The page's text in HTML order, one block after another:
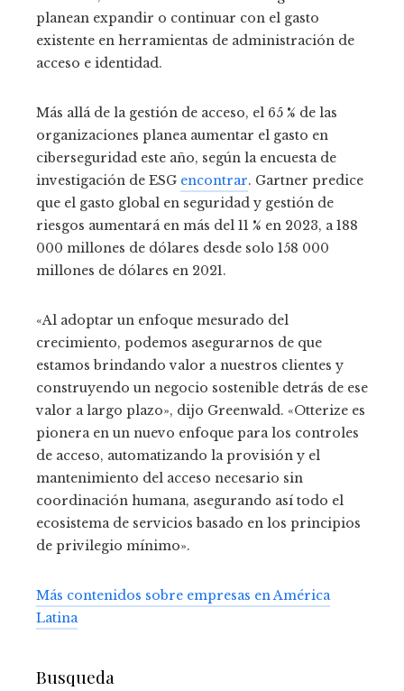
planean expandir o continuar con el gasto
existente en herramientas de administración de
acceso e identidad.
Más allá de la gestión de acceso, el 65 % de las
organizaciones planea aumentar el gasto en
ciberseguridad este año, según la encuesta de
investigación de ESG encontrar. Gartner predice
que el gasto global en seguridad y gestión de
riesgos aumentará en más del 11 % en 2023, a 188
000 millones de dólares desde solo 158 000
millones de dólares en 2021.
«Al adoptar un enfoque mesurado del
crecimiento, podemos asegurarnos de que
estamos brindando valor a nuestros clientes y
construyendo un negocio sostenible detrás de ese
valor a largo plazo», dijo Greenwald. «Otterize es
pionera en un nuevo enfoque para los controles
de acceso, automatizando la provisión y el
mantenimiento del acceso necesario sin
coordinación humana, asegurando así todo el
ecosistema de servicios basado en los principios
de privilegio mínimo».
Más contenidos sobre empresas en América
Latina
Busqueda